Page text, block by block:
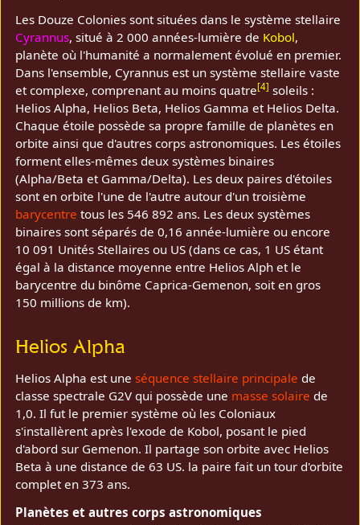
Les Douze Colonies sont situées dans le système stellaire
Cyrannus, situé à 2 000 années-lumière de Kobol,
planète où l'humanité a normalement évolué en premier.
Dans l'ensemble, Cyrannus est un système stellaire vaste
et complexe, comprenant au moins quatre[4] soleils :
Helios Alpha, Helios Beta, Helios Gamma et Helios Delta.
Chaque étoile possède sa propre famille de planètes en
orbite ainsi que d'autres corps astronomiques. Les étoiles
forment elles-mêmes deux systèmes binaires
(Alpha/Beta et Gamma/Delta). Les deux paires d'étoiles
sont en orbite l'une de l'autre autour d'un troisième
barycentre tous les 546 892 ans. Les deux systèmes
binaires sont séparés de 0,16 année-lumière ou encore
10 091 Unités Stellaires ou US (dans ce cas, 1 US étant
égal à la distance moyenne entre Helios Alph et le
barycentre du binôme Caprica-Gemenon, soit en gros
150 millions de km).
Helios Alpha
Helios Alpha est une séquence stellaire principale de
classe spectrale G2V qui possède une masse solaire de
1,0. Il fut le premier système où les Coloniaux
s'installèrent après l'exode de Kobol, posant le pied
d'abord sur Gemenon. Il partage son orbite avec Helios
Beta à une distance de 63 US. la paire fait un tour d'orbite
complet en 373 ans.
Planètes et autres corps astronomiques